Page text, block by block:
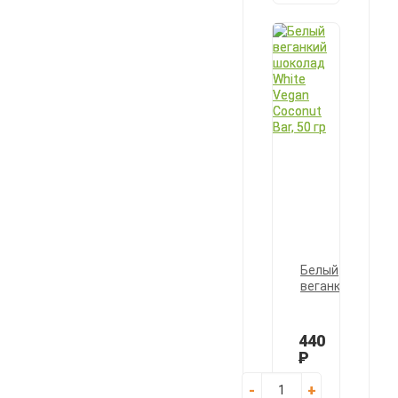
Белый
веганкий
Vegan
Coconut
Bar,
440
Р
- +